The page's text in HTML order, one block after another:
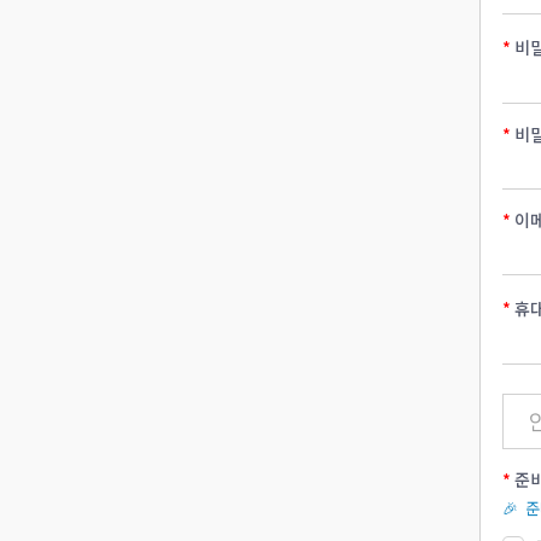
비
비
이
휴
준
🎉 준